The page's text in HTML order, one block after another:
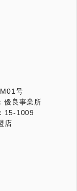
号
優良事業所
15-1009
店